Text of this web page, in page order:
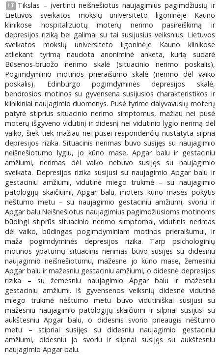
LT
Tikslas – įvertinti neišnešiotus naujagimius pagimdžiusių ir
Lietuvos sveikatos mokslų universiteto ligoninėje Kauno
klinikose hospitalizuotų moterų nerimo pasireiškimą ir
depresijos riziką bei galimai su tai susijusius veiksnius. Lietuvos
sveikatos mokslų universiteto ligoninėje Kauno klinikose
atliekant tyrimą naudota anoniminė anketa, kurią sudarė
Būsenos-bruožo nerimo skalė (situacinio nerimo poskalis),
Pogimdyminio motinos prieraišumo skalė (nerimo dėl vaiko
poskalis), Edinburgo pogimdyminės depresijos skalė,
bendrosios motinos su gyvensena susijusios charakteristikos ir
klinikiniai naujagimio duomenys. Pusė tyrime dalyvavusių moterų
patyrė stiprius situacinio nerimo simptomus, mažiau nei pusė
moterų išgyveno vidutinį ir didesnį nei vidutinio lygio nerimą dėl
vaiko, šiek tiek mažiau nei pusei respondenčių nustatyta silpna
depresijos rizika. Situacinis nerimas buvo susijęs su naujagimio
neišnešiotumo lygiu, jo kūno mase, Apgar balu ir gestaciniu
amžiumi, nerimas dėl vaiko nebuvo susijęs su naujagimio
sveikata. Depresijos rizika susijusi su naujagimio Apgar balu ir
gestaciniu amžiumi, vidutinė miego trukmė – su naujagimio
patologijų skaičiumi, Apgar balu, moters kūno masės pokytis
nėštumo metu – su naujagimio gestaciniu amžiumi, svoriu ir
Apgar balu.Neišnešiotus naujagimius pagimdžiusioms motinoms
būdingi stiprūs situacinio nerimo simptomai, vidutinis nerimas
dėl vaiko, būdingas pogimdyminiam motinos prieraišumui, ir
maža pogimdyminės depresijos rizika. Tarp psichologinių
motinos ypatumų situacinis nerimas buvo susijęs su didesniu
naujagimio neišnešiotumu, mažesne jo kūno mase, žemesniu
Apgar balu ir mažesniu gestaciniu amžiumi, o didesnė depresijos
rizika – su žemesniu naujagimio Apgar balu ir mažesniu
gestaciniu amžiumi. Iš gyvensenos veiksnių didesnė vidutinė
miego trukmė nėštumo metu buvo vidutiniškai susijusi su
mažesniu naujagimio patologijų skaičiumi ir silpnai susijusi su
aukštesniu Apgar balu, o didesnis svorio prieaugis nėštumo
metu – stipriai susijęs su didesniu naujagimio gestaciniu
amžiumi, didesniu jo svoriu ir silpnai susijęs su aukštesniu
naujagimio Apgar balu.